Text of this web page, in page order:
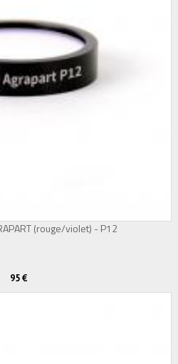
(rouge/violet) - P12
95 €